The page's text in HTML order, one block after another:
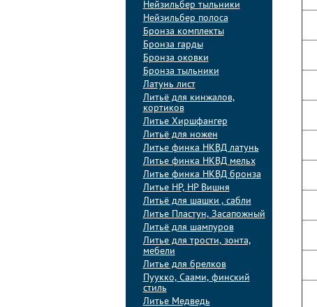
Нейзильбер тыльники
Нейзильбер полоса
Бронза комплекты
Бронза гарды
Бронза оковки
Бронза тыльники
Латунь лист
Литьё для кинжалов,
кортиков
Литье Хиршфангер
Литьё для ножен
Литье финка НКВД латунь
Литье финка НКВД мельх
Литье финка НКВД бронза
Литье НР, НР Вишня
Литьё для шашки , сабли
Литье Пластун, Засапожный
Литьё для шампуров
Литье для трости, зонта,
мебели
Литье для брелков
Пуукко, Саами, финский
стиль
Литье Медведь